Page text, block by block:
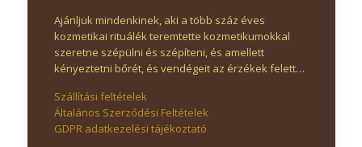
Ajánljuk mindenkinek, aki a több száz éves
kozmetikai rituálék teremtette kozmetikumokkal
szeretne szépülni és szépíteni, és amellett
kényeztetni bőrét, és vendégeit az érzékek felett…
Szállítási feltételek
Általános Szerződési Feltételek
GDPR adatkezelési tájékoztató